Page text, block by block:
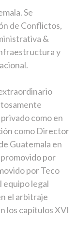
Se
de Conflictos,
&
y
como en
como Director
Guatemala en
por
por Teco
equipo legal
el arbitraje
los capítulos XVI